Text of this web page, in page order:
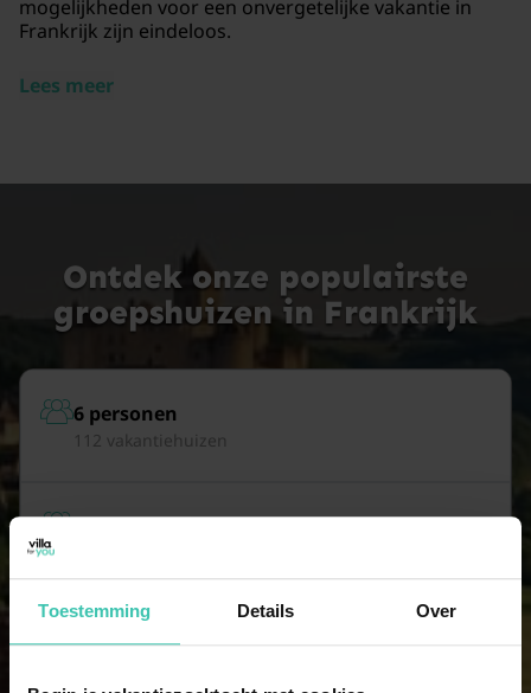
Toestemming Details Over
mogelijkheden voor een onvergetelijke vakantie in
Frankrijk zijn eindeloos.
Lees meer
Ontdek onze populairste
groepshuizen in Frankrijk
6 personen
112 vakantiehuizen
7 personen
8 personen